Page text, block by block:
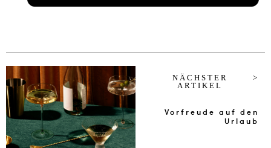
NÄCHSTER
ARTIKEL
Vorfreude auf den
Urlaub